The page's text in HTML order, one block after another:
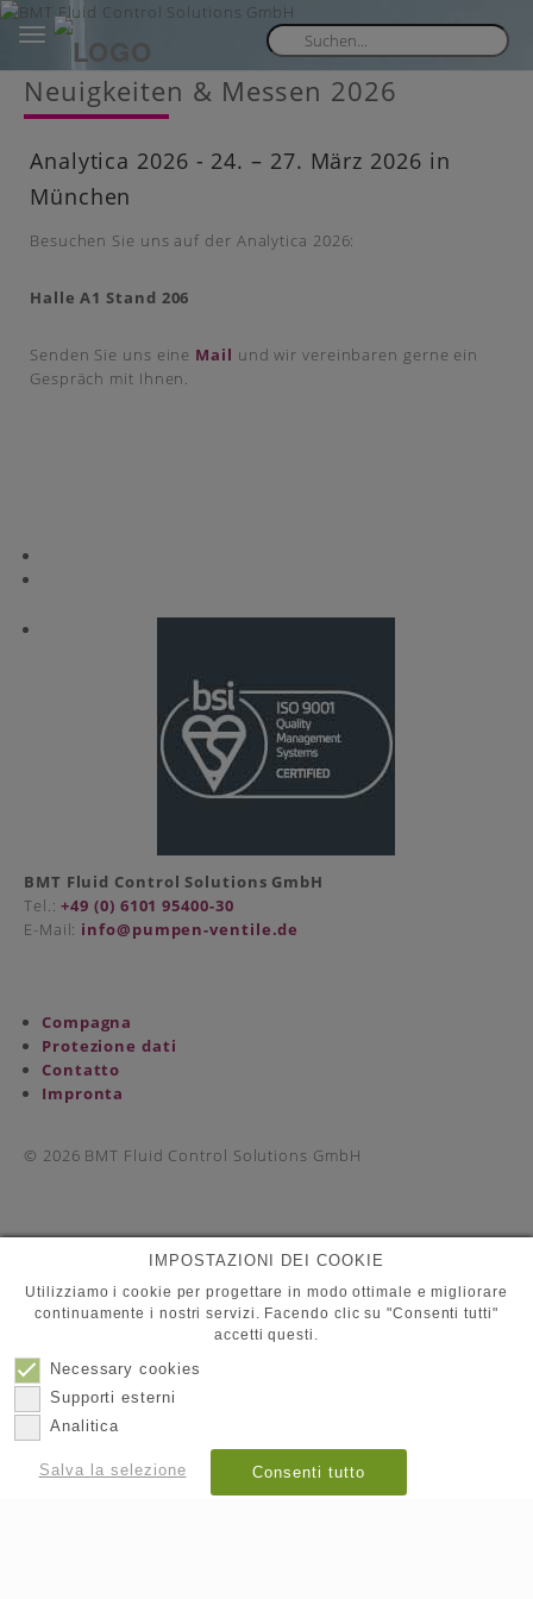
Skip
main
Toggle
navigation
Neuigkeiten & Messen 2026
Analytica 2026 - 24. – 27. März 2026 in
München
Besuchen Sie uns auf der Analytica 2026:
Halle A1 Stand 206
Senden Sie uns eine Mail und wir vereinbaren gerne ein
Gespräch mit Ihnen.
BMT Fluid Control Solutions GmbH
Tel.:+49 (0) 6101 95400-30
E-Mail: info@pumpen-ventile.de
Compagna
Protezione dati
Contatto
Impronta
© 2026 BMT Fluid Control Solutions GmbH
IMPOSTAZIONI DEI COOKIE
Utilizziamo i cookie per progettare in modo ottimale e migliorare
continuamente i nostri servizi. Facendo clic su "Consenti tutti"
accetti questi.
Necessary cookies
Supporti esterni
Analitica
Consenti tutto
Salva la selezione